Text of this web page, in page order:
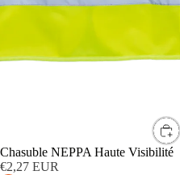
Chasuble NEPPA Haute Visibilité
€2,27 EUR